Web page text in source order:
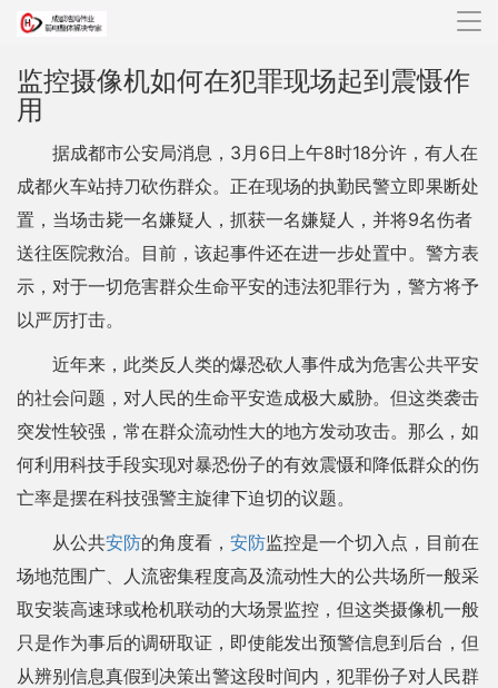
导
监控摄像机如何在犯罪现场起到震慑作
用
据成都市公安局消息，3月6日上午8时18分许，有人在
成都火车站持刀砍伤群众。正在现场的执勤民警立即果断处
置，当场击毙一名嫌疑人，抓获一名嫌疑人，并将9名伤者
送往医院救治。目前，该起事件还在进一步处置中。警方表
示，对于一切危害群众生命平安的违法犯罪行为，警方将予
以严厉打击。
近年来，此类反人类的爆恐砍人事件成为危害公共平安
的社会问题，对人民的生命平安造成极大威胁。但这类袭击
突发性较强，常在群众流动性大的地方发动攻击。那么，如
何利用科技手段实现对暴恐份子的有效震慑和降低群众的伤
亡率是摆在科技强警主旋律下迫切的议题。
从公共安防的角度看， 安防监控是一个切入点，目前在
场地范围广、人流密集程度高及流动性大的公共场所一般采
取安装高速球或枪机联动的大场景监控，但这类摄像机一般
只是作为事后的调研取证，即使能发出预警信息到后台，但
从辨别信息真假到决策出警这段时间内，犯罪份子对人民群